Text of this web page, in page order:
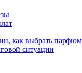
как выбрать парфюм
ситуации